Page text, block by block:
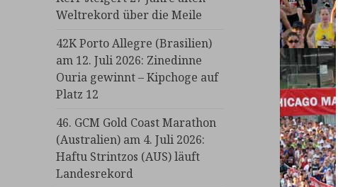
Weltrekord über die Meile
42K Porto Allegre (Brasilien)
am 12. Juli 2026: Zinedinne
Ouria gewinnt – Kipchoge auf
Platz 12
46. GCM Gold Coast Marathon
(Australien) am 4. Juli 2026:
Haftu Strintzos (AUS) läuft
Landesrekord